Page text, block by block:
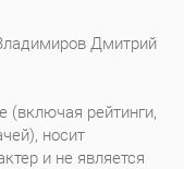
Дмитрий
(включая рейтинги,
носит
и не является